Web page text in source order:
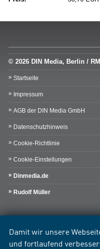
Damit wir unsere
und fortlaufend
© 2026 DIN Media, Berlin /
Startseite
Impressum
AGB der DIN Media GmbH
Datenschutzhinweis
Cookie-Richtlinie
Cookie-Einstellungen
Dinmedia.de
Rudolf Müller